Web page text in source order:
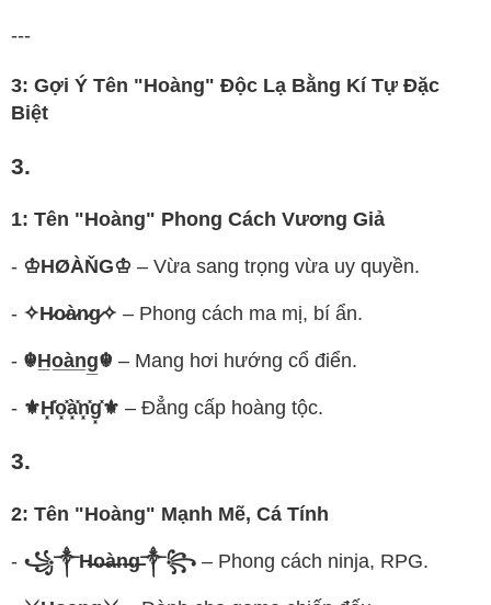
---
3: Gợi Ý Tên "Hoàng" Độc Lạ Bằng Kí Tự Đặc
Biệt
3.
1: Tên "Hoàng" Phong Cách Vương Giả
- ♔HØÀŇG♔ – Vừa sang trọng vừa uy quyền.
- ✧H̷o̷à̷n̷g̷✧ – Phong cách ma mị, bí ẩn.
- ☬H̲o̲à̲n̲g̲☬ – Mang hơi hướng cổ điển.
- ⚜H͓̽o͓̽à͓̽n͓̽g͓̽⚜ – Đẳng cấp hoàng tộc.
3.
2: Tên "Hoàng" Mạnh Mẽ, Cá Tính
- ꧁༒H̶o̶à̶n̶g̶༒꧂ – Phong cách ninja, RPG.